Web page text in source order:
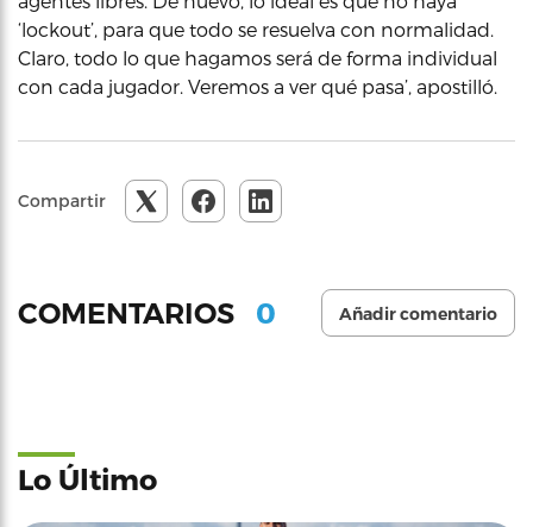
‘lockout’, para que todo se resuelva con normalidad.
Claro, todo lo que hagamos será de forma individual
con cada jugador. Veremos a ver qué pasa’, apostilló.
Compartir
COMENTARIOS 0 Añadir comentario
Lo Último